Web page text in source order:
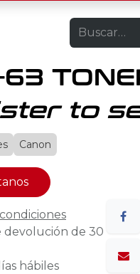
63
to
Canon
devolución de 30
hábiles